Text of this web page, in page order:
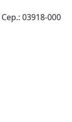
03918-000